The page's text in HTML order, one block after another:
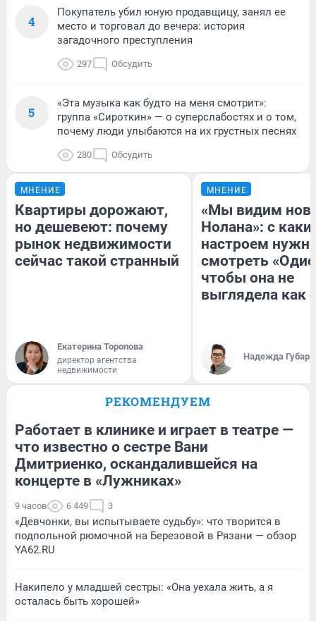
4
Покупатель убил юную продавщицу, занял ее
место и торговал до вечера: история
загадочного преступления
297 Обсудить
5
«Эта музыка как будто на меня смотрит»:
группа «Сироткин» — о суперслабостях и о том,
почему люди улыбаются на их грустных песнях
280 Обсудить
МНЕНИЕ
Квартиры дорожают,
но дешевеют: почему
рынок недвижимости
сейчас такой странный
Екатерина Торопова
директор агентства
недвижимости
МНЕНИЕ
«Мы видим
Нолана»: с
настроем
смотреть
чтобы она не
выглядела как
Надежда Губарь
РЕКОМЕНДУЕМ
Работает в клинике и играет в театре —
что известно о сестре Вани
Дмитриенко, оскандалившейся на
концерте в «Лужниках»
9 часов 6 449 3
«Девчонки, вы испытываете судьбу»: что творится в
подпольной рюмочной на Березовой в Рязани — обзор
YA62.RU
Накипело у младшей сестры: «Она уехала жить, а я
осталась быть хорошей»